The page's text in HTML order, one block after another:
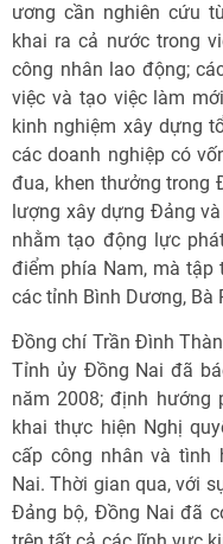
ương cần nghiên cứu
khai ra cả nước trong
công nhân lao động;
việc và tạo việc làm
kinh nghiệm xây dựng
các doanh nghiệp có
đua, khen thưởng trong
lượng xây dựng Đảng
nhằm tạo động lực
điểm phía Nam, mà tập
các tỉnh Bình Dương, Bà
Đồng chí Trần Đình
Tỉnh ủy Đồng Nai đã
năm 2008; định hướng
khai thực hiện Nghị
cấp công nhân và tình
Nai. Thời gian qua, với
Đảng bộ, Đồng Nai đã